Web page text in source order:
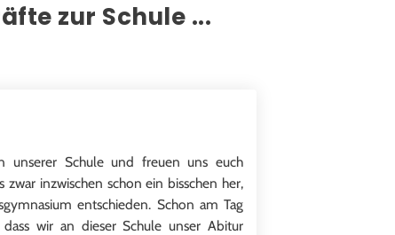
zur Schule ...
unserer Schule und freuen uns euch
inzwischen schon ein bisschen her,
entschieden. Schon am Tag
wir an dieser Schule unser Abitur